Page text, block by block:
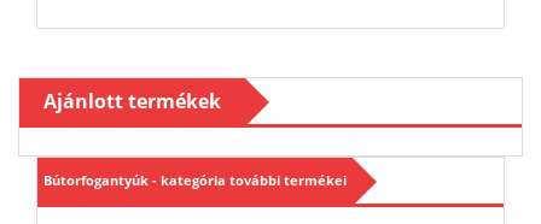
Ajánlott termékek
Bútorfogantyúk - kategória további termékei